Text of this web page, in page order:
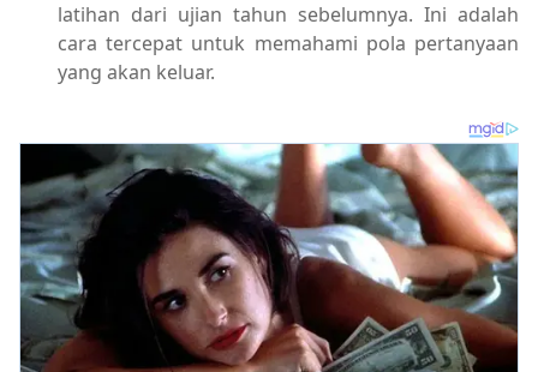
latihan dari ujian tahun sebelumnya. Ini adalah
cara tercepat untuk memahami pola pertanyaan
yang akan keluar.